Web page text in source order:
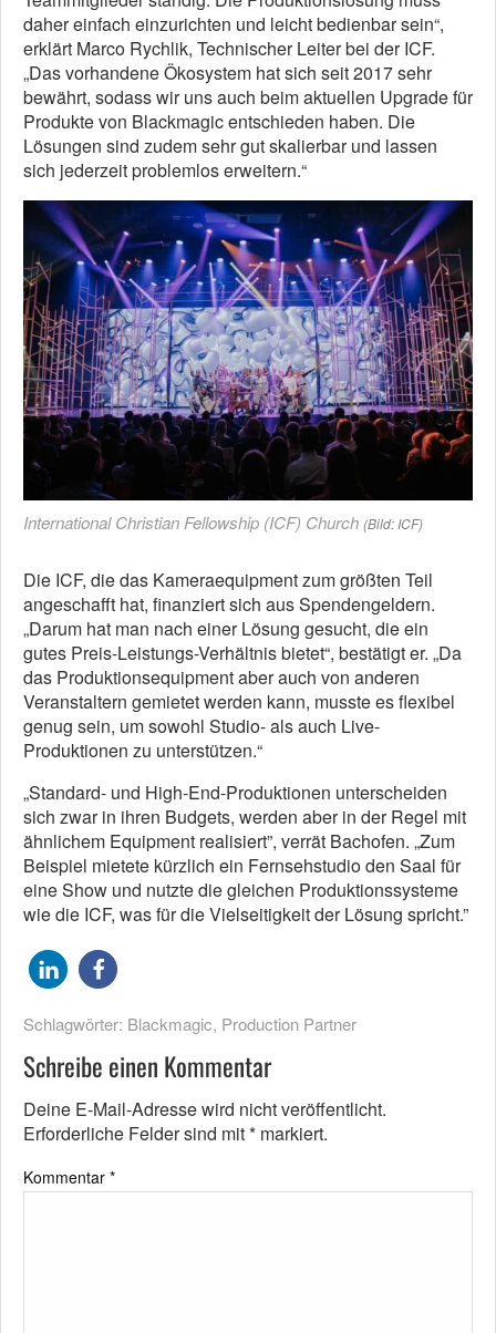
daher einfach einzurichten und leicht bedienbar sein“,
erklärt Marco Rychlik, Technischer Leiter bei der ICF.
„Das vorhandene Ökosystem hat sich seit 2017 sehr
bewährt, sodass wir uns auch beim aktuellen Upgrade für
Produkte von Blackmagic entschieden haben. Die
Lösungen sind zudem sehr gut skalierbar und lassen
sich jederzeit problemlos erweitern.“
International Christian Fellowship (ICF) Church (Bild: ICF)
Die ICF, die das Kameraequipment zum größten Teil
angeschafft hat, finanziert sich aus Spendengeldern.
„Darum hat man nach einer Lösung gesucht, die ein
gutes Preis-Leistungs-Verhältnis bietet“, bestätigt er. „Da
das Produktionsequipment aber auch von anderen
Veranstaltern gemietet werden kann, musste es flexibel
genug sein, um sowohl Studio- als auch Live-
Produktionen zu unterstützen.“
„Standard- und High-End-Produktionen unterscheiden
sich zwar in ihren Budgets, werden aber in der Regel mit
ähnlichem Equipment realisiert”, verrät Bachofen. „Zum
Beispiel mietete kürzlich ein Fernsehstudio den Saal für
eine Show und nutzte die gleichen Produktionssysteme
wie die ICF, was für die Vielseitigkeit der Lösung spricht.”
Schlagwörter: Blackmagic, Production Partner
Schreibe einen Kommentar
Deine E-Mail-Adresse wird nicht veröffentlicht.
Erforderliche Felder sind mit* markiert.
Kommentar *